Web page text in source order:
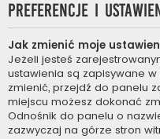
Preferencje i
Jak zmienić moje
Jeżeli jesteś
ustawienia są zapisywane
zmienić, przejdź do panelu
miejscu możesz dokonać
Odnośnik do panelu o
zazwyczaj na górze stron